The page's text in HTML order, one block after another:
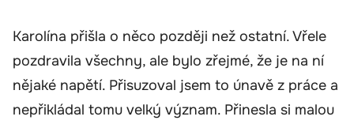
Karolína přišla o něco později než ostatní. Vřele
pozdravila všechny, ale bylo zřejmé, že je na ní
nějaké napětí. Přisuzoval jsem to únavě z práce a
nepřikládal tomu velký význam. Přinesla si malou